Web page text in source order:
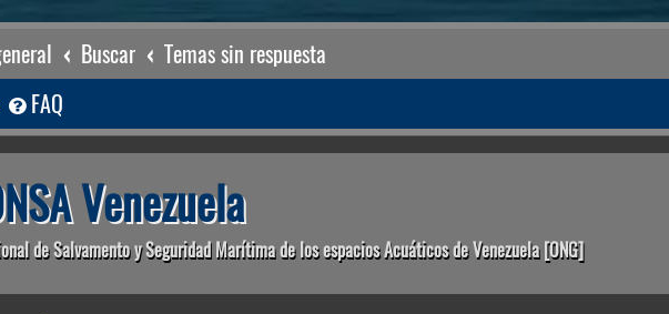
Buscar Temas sin respuesta
FAQ
Venezuela
de Salvamento y Seguridad Marítima de los espacios Acuáticos de Venezuela [ONG]